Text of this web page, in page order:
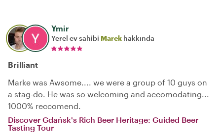
Ymir
Yerel ev sahibi Marek hakkında
Brilliant
Marke was Awsome.... we were a group of 10 guys on
a stag-do. He was so welcoming and accomodating...
1000% reccomend.
Discover Gdańsk's Rich Beer Heritage: Guided Beer
Tasting Tour